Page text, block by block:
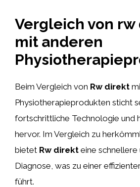
Vergleich von
mit anderen
Beim Vergleich von Rw direkt
Physiotherapieprodukten sticht
fortschrittliche Technologie und
hervor. Im Vergleich zu
bietet Rw direkt eine schnellere
Diagnose, was zu einer
führt.